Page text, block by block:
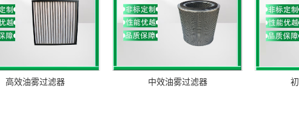
高效油雾过滤器 中效油雾过滤器